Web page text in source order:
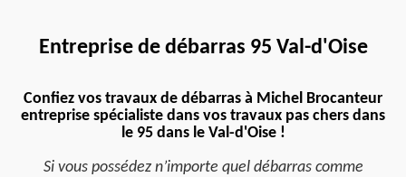
Entreprise de débarras 95 Val-d'Oise
Confiez vos travaux de débarras à Michel Brocanteur
entreprise spécialiste dans vos travaux pas chers dans
le 95 dans le Val-d'Oise !
Si vous possédez n’importe quel débarras comme